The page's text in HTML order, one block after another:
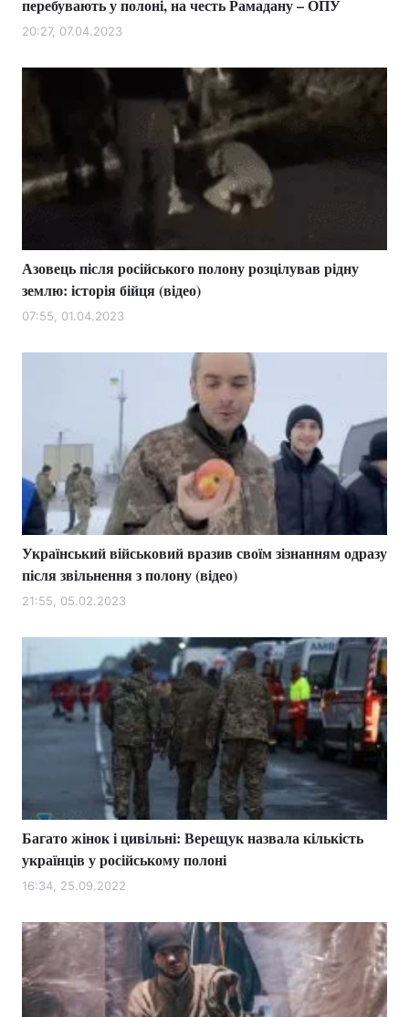
перебувають у полоні, на честь Рамадану – ОПУ
20:27, 07.04.2023
Азовець після російського полону розцілував рідну
землю: історія бійця (відео)
07:55, 01.04.2023
Український військовий вразив своїм зізнанням одразу
після звільнення з полону (відео)
21:55, 05.02.2023
Багато жінок і цивільні: Верещук назвала кількість
українців у російському полоні
16:34, 25.09.2022